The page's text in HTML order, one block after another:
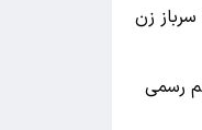
زن
رسمی